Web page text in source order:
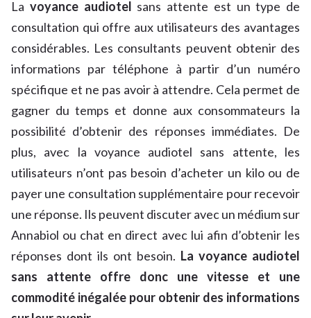
La voyance audiotel sans attente est un type de
consultation qui offre aux utilisateurs des avantages
considérables. Les consultants peuvent obtenir des
informations par téléphone à partir d’un numéro
spécifique et ne pas avoir à attendre. Cela permet de
gagner du temps et donne aux consommateurs la
possibilité d’obtenir des réponses immédiates. De
plus, avec la voyance audiotel sans attente, les
utilisateurs n’ont pas besoin d’acheter un kilo ou de
payer une consultation supplémentaire pour recevoir
une réponse. Ils peuvent discuter avec un médium sur
Annabiol ou chat en direct avec lui afin d’obtenir les
réponses dont ils ont besoin. La voyance audiotel
sans attente offre donc une vitesse et une
commodité inégalée pour obtenir des informations